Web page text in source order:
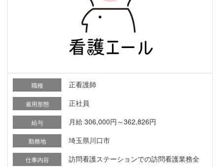
職種 正看護師
雇用形態 正社員
給与 月給 306,000円～362,826円
勤務地 埼玉県川口市
仕事内容
訪問看護ステーションでの訪問看護業務全